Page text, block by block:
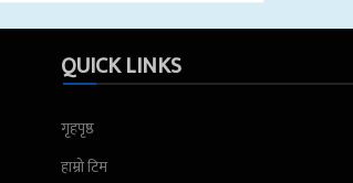
QUICK LINKS
गृहपृष्ठ
हाम्रो टिम